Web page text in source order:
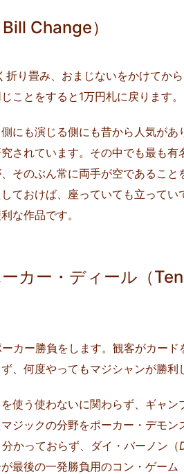
Change）
折り畳み、おまじないをかけてか
ことをすると1万円札に戻ります。
にも演じる側にも昔から人気があ
されています。その中でも最も
そのぶん常に両手が空であること
ておけば、座っていても立ってい
な作品です。
カー・ディール（
カー勝負をします。観客がカー
、何度やってもマジシャンが勝利
使う使わないに関わらず、ギャ
ジックの分野をポーカー・デモン
かっておらず、ダイ・バーノン（
最後の一発勝負用のコン・ゲーム